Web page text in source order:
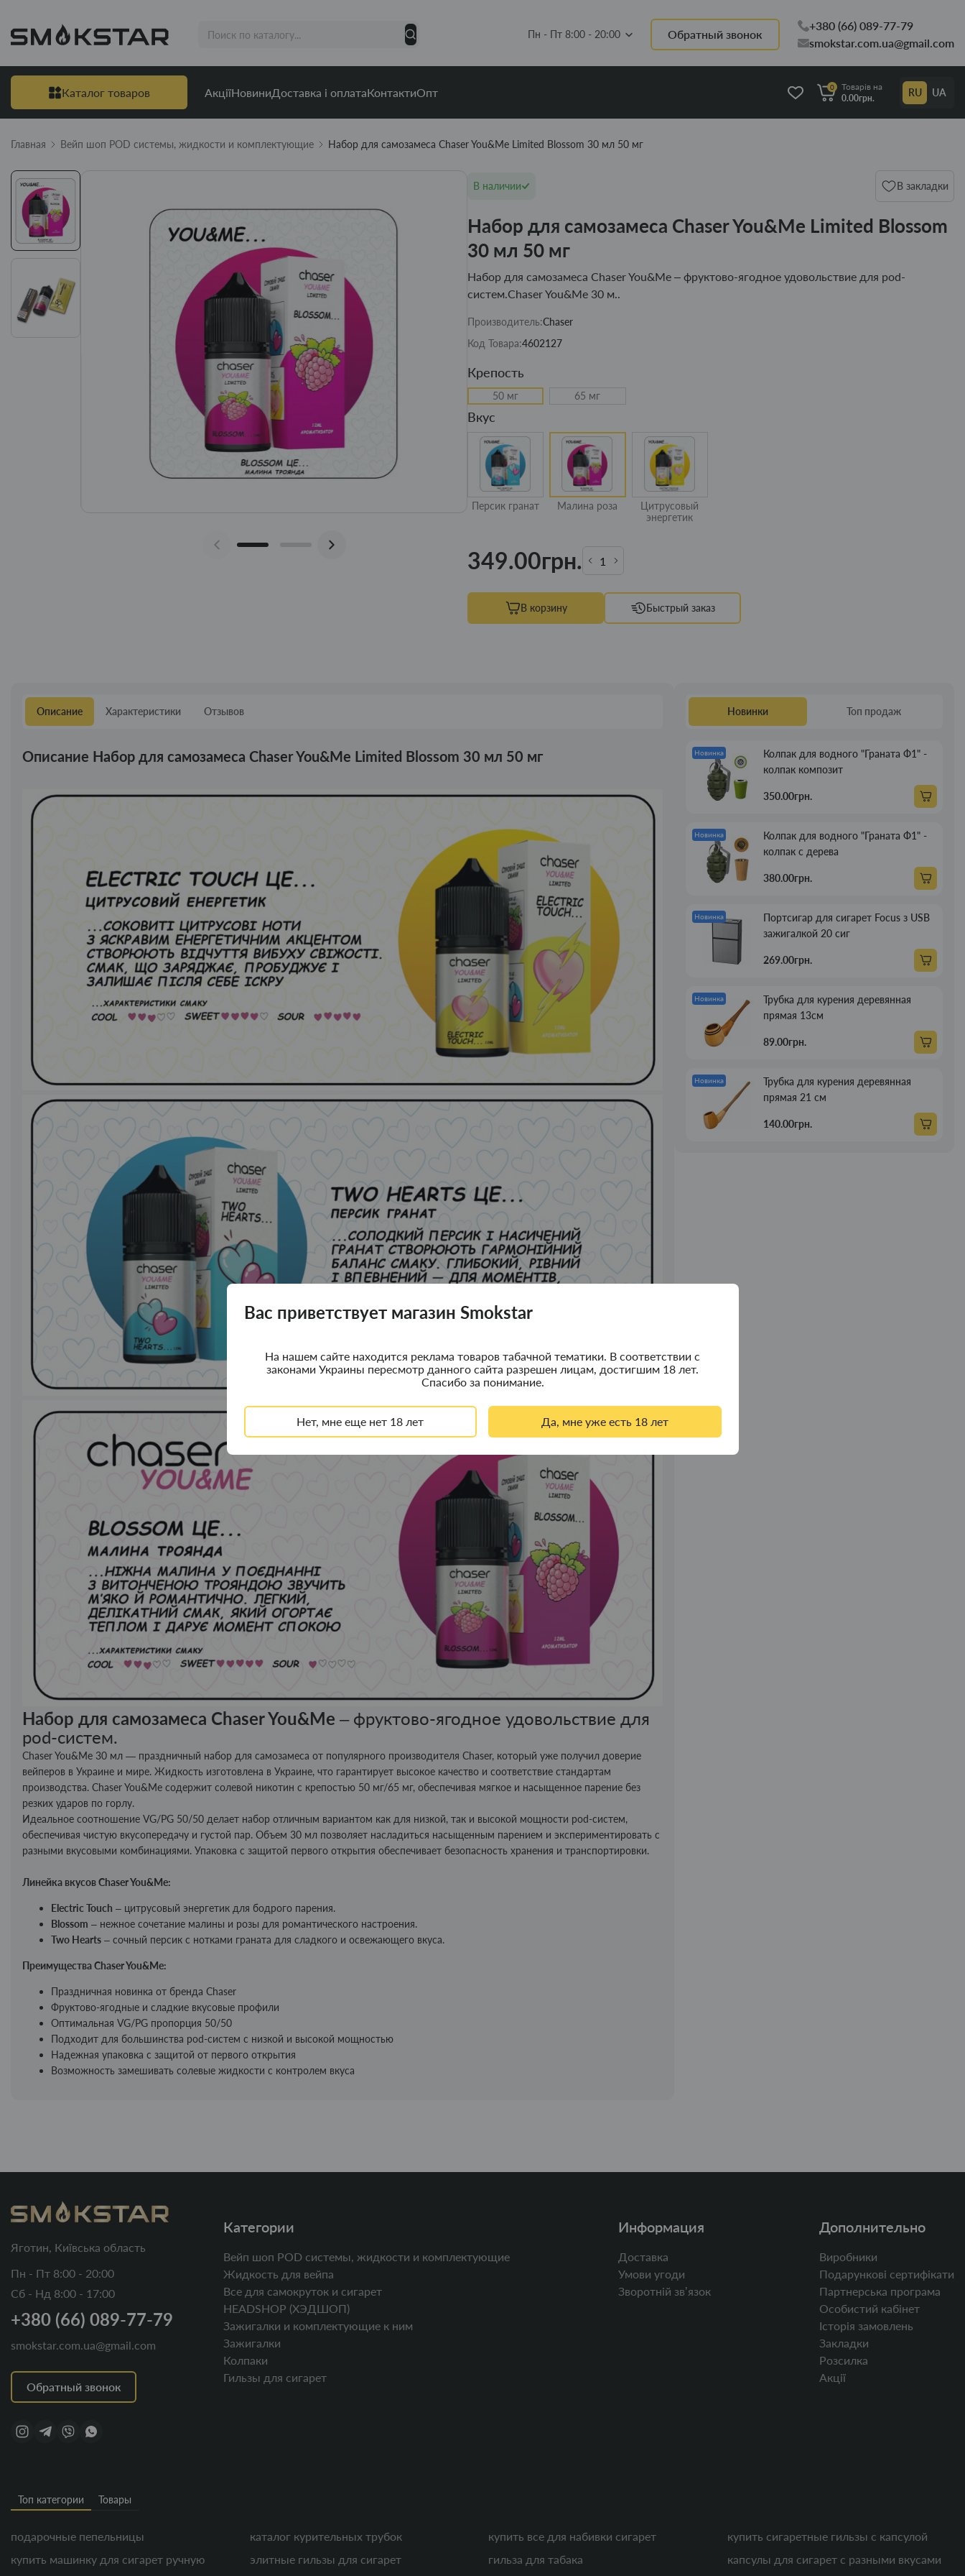
Вас приветствует магазин Smokstar
На нашем сайте находится реклама товаров табачной тематики. В соответствии с
законами Украины пересмотр данного сайта разрешен лицам, достигшим 18 лет.
Спасибо за понимание.
Нет, мне еще нет 18 лет Да, мне уже есть 18 лет
Пн - Пт 8:00 - 20:00 Обратный звонок
+380 (66) 089-77-79
smokstar.com.ua@gmail.com
Каталог товаров АкціїНовиниДоставка і оплатаКонтактиОпт 0
Товарів на
0.00грн.
RU UA
Главная Вейп шоп POD системы, жидкости и комплектующие Набор для самозамеса Chaser You&Me Limited Blossom 30 мл 50 мг
В наличии В закладки
Набор для самозамеса Chaser You&Me Limited Blossom
30 мл 50 мг
Набор для самозамеса Chaser You&Me – фруктово-ягодное удовольствие для pod-
систем.Chaser You&Me 30 м..
Производитель:Chaser
Код Товара:4602127
Крепость
50 мг 65 мг
Вкус
Персик гранат Малина роза
Цитрусовый
энергетик
349.00грн.
В корзину Быстрый заказ
Описание Характеристики Отзывов
Описание Набор для самозамеса Chaser You&Me Limited Blossom 30 мл 50 мг
Набор для самозамеса Chaser You&Me – фруктово-ягодное удовольствие для
pod-систем.
Chaser You&Me 30 мл — праздничный набор для самозамеса от популярного производителя Chaser, который уже получил доверие
вейперов в Украине и мире. Жидкость изготовлена ​​в Украине, что гарантирует высокое качество и соответствие стандартам
производства. Chaser You&Me содержит солевой никотин с крепостью 50 мг/65 мг, обеспечивая мягкое и насыщенное парение без
резких ударов по горлу.
Идеальное соотношение VG/PG 50/50 делает набор отличным вариантом как для низкой, так и высокой мощности pod-систем,
обеспечивая чистую вкусопередачу и густой пар. Объем 30 мл позволяет насладиться насыщенным парением и экспериментировать с
разными вкусовыми комбинациями. Упаковка с защитой первого открытия обеспечивает безопасность хранения и транспортировки.
Линейка вкусов Chaser You&Me:
Electric Touch – цитрусовый энергетик для бодрого парения.
Blossom – нежное сочетание малины и розы для романтического настроения.
Two Hearts – сочный персик с нотками граната для сладкого и освежающего вкуса.
Преимущества Chaser You&Me:
Праздничная новинка от бренда Chaser
Фруктово-ягодные и сладкие вкусовые профили
Оптимальная VG/PG пропорция 50/50
Подходит для большинства pod-систем с низкой и высокой мощностью
Надежная упаковка с защитой от первого открытия
Возможность замешивать солевые жидкости с контролем вкуса
Новинки Топ продаж
Новинка
Колпак для водного "Граната Ф1" -
колпак композит
350.00грн.
Новинка
Колпак для водного "Граната Ф1" -
колпак с дерева
380.00грн.
Новинка
Портсигар для сигарет Focus з USB
зажигалкой 20 сиг
269.00грн.
Новинка
Трубка для курения деревянная
прямая 13см
89.00грн.
Новинка
Трубка для курения деревянная
прямая 21 см
140.00грн.
Яготин, Київська область
Пн - Пт 8:00 - 20:00
Сб - Нд 8:00 - 17:00
+380 (66) 089-77-79
smokstar.com.ua@gmail.com
Обратный звонок
Категории
Вейп шоп POD системы, жидкости и комплектующие
Жидкость для вейпа
Все для самокруток и сигарет
HEADSHOP (ХЭДШОП)
Зажигалки и комплектующие к ним
Зажигалки
Колпаки
Гильзы для сигарет
Информация
Доставка
Умови угоди
Зворотній звʼязок
Дополнительно
Виробники
Подарункові сертифікати
Партнерська програма
Особистий кабінет
Історія замовлень
Закладки
Розсилка
Акції
Топ категории Товары
подарочные пепельницы
купить машинку для сигарет ручную
каталог курительных трубок
элитные гильзы для сигарет
купить все для набивки сигарет
гильза для табака
купить сигаретные гильзы с капсулой
капсулы для сигарет с разными вкусами